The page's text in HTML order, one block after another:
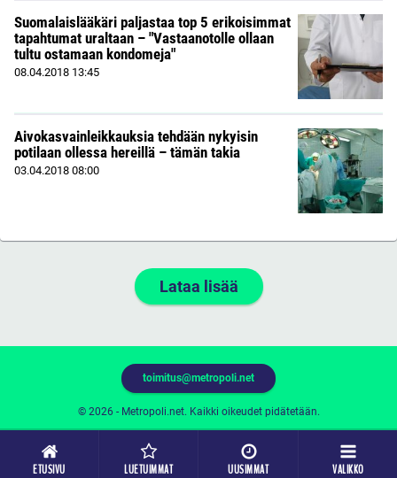
ETUSIVU LUETUIMMAT UUSIMMAT VALIKKO
Suomalaislääkäri paljastaa top 5 erikoisimmat
tapahtumat uraltaan – "Vastaanotolle ollaan
tultu ostamaan kondomeja"
08.04.2018 13:45
Aivokasvainleikkauksia tehdään nykyisin
potilaan ollessa hereillä – tämän takia
03.04.2018 08:00
Lataa lisää
© 2026 - Metropoli.net. Kaikki oikeudet pidätetään.
toimitus@metropoli.net